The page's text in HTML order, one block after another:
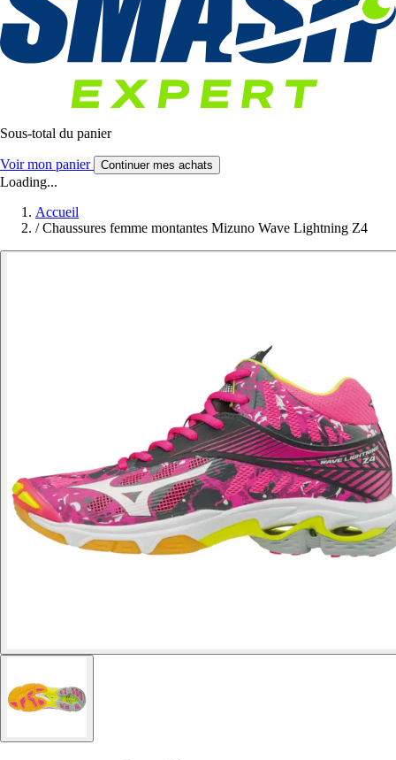
Sous-total du panier
Voir mon panier Continuer mes achats
Loading...
Accueil
/ Chaussures femme montantes Mizuno Wave Lightning Z4